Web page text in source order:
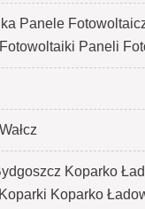
Panele
Paneli
Koparko
Koparko